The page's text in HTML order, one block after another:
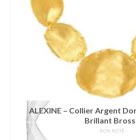
ALEXINE – Collier Argent
Brillant
NON NOTÉ